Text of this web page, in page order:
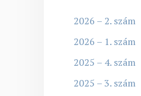
2026 – 2. szám
2026 – 1. szám
2025 – 4. szám
2025 – 3. szám